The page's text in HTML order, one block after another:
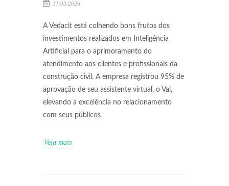
11/03/2026
A Vedacit está colhendo bons frutos dos
investimentos realizados em Inteligência
Artificial para o aprimoramento do
atendimento aos clientes e profissionais da
construção civil. A empresa registrou 95% de
aprovação de seu assistente virtual, o Val,
elevando a excelência no relacionamento
com seus públicos
Veja mais